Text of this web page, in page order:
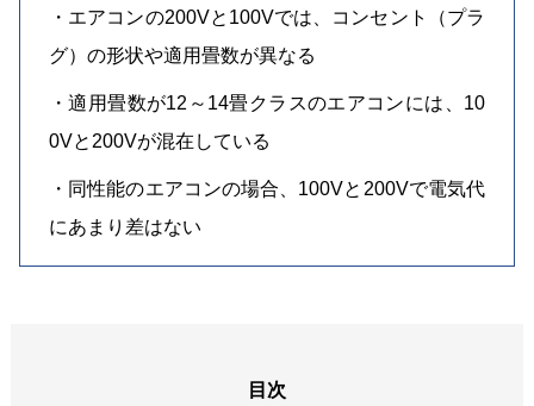
・エアコンの200Vと100Vでは、コンセント（プラ
グ）の形状や適用畳数が異なる
・適用畳数が12～14畳クラスのエアコンには、10
0Vと200Vが混在している
・同性能のエアコンの場合、100Vと200Vで電気代
にあまり差はない